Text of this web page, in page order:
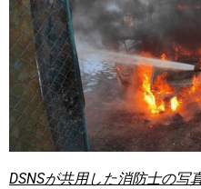
DSNSが共用した消防士の写